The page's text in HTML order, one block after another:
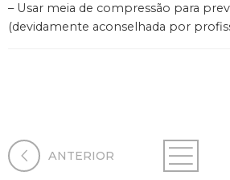
– Usar meia de compressão para
(devidamente aconselhada por
ANTERIOR